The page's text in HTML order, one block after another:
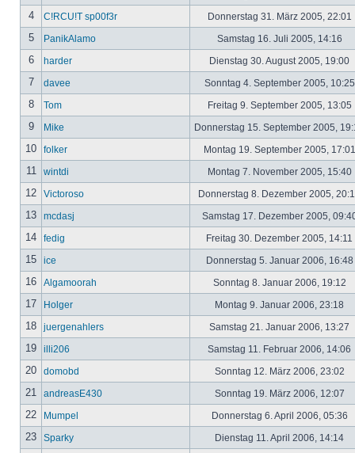
4 C!RCU!T sp00f3r Donnerstag 31. März 2005, 22:01
5 PanikAlamo Samstag 16. Juli 2005, 14:16
6 harder Dienstag 30. August 2005, 19:00
7 davee Sonntag 4. September 2005,
8 Tom Freitag 9. September 2005, 13:05
9 Mike Donnerstag 15. September 2005,
10 folker Montag 19. September 2005,
11 wintdi Montag 7. November 2005, 15:40
12 Victoroso Donnerstag 8. Dezember 2005,
13 mcdasj Samstag 17. Dezember 2005,
14 fedig Freitag 30. Dezember 2005, 14:11
15 ice Donnerstag 5. Januar 2006, 16:48
16 Algamoorah Sonntag 8. Januar 2006, 19:12
17 Holger Montag 9. Januar 2006, 23:18
18 juergenahlers Samstag 21. Januar 2006, 13:27
19 illi206 Samstag 11. Februar 2006, 14:06
20 domobd Sonntag 12. März 2006, 23:02
21 andreasE430 Sonntag 19. März 2006, 12:07
22 Mumpel Donnerstag 6. April 2006, 05:36
23 Sparky Dienstag 11. April 2006, 14:14